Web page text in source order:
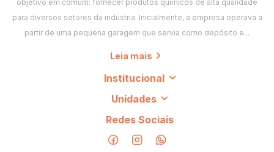
objetivo em comum: fornecer produtos químicos de alta qualidade
para diversos setores da indústria. Inicialmente, a empresa operava a
partir de uma pequena garagem que servia como depósito e...
Leia mais
Institucional
Unidades
Redes Sociais